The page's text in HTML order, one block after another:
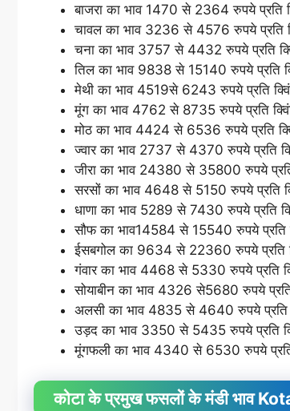
बाजरा का भाव 1470 से 2364 रुपये प्रति
चावल का भाव 3236 से 4576 रुपये प्रति
चना का भाव 3757 से 4432 रुपये प्रति
तिल का भाव 9838 से 15140 रुपये प्रति
मेथी का भाव 4519से 6243 रुपये प्रति
मूंग का भाव 4762 से 8735 रुपये प्रति
मोठ का भाव 4424 से 6536 रुपये प्रति
ज्वार का भाव 2737 से 4370 रुपये प्रति
जीरा का भाव 24380 से 35800 रुपये
सरसों का भाव 4648 से 5150 रुपये प्रति
धाणा का भाव 5289 से 7430 रुपये प्रति
सौफ का भाव14584 से 15540 रुपये प्रति
ईसबगोल का 9634 से 22360 रुपये प्रति
गंवार का भाव 4468 से 5330 रुपये प्रति
सोयाबीन का भाव 4326 से5680 रुपये
अलसी का भाव 4835 से 4640 रुपये प्रति
उड़द का भाव 3350 से 5435 रुपये प्रति
मूंगफली का भाव 4340 से 6530 रुपये प्रति
कोटा के प्रमुख फसलों के मंडी भाव